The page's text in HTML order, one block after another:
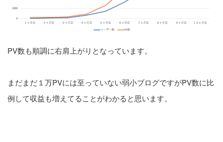
PV数も順調に右肩上がりとなっています。
まだまだ１万PVには至っていない弱小ブログですがPV数に比
例して収益も増えてることがわかると思います。